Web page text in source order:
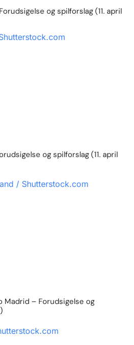
og spilforslag (11. april
og spilforslag (11. april
Madrid – Forudsigelse og